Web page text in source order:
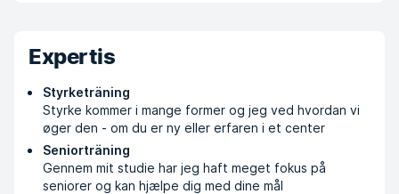
Expertis
Styrketräning
Styrke kommer i mange former og jeg ved hvordan vi
øger den - om du er ny eller erfaren i et center
Seniorträning
Gennem mit studie har jeg haft meget fokus på
seniorer og kan hjælpe dig med dine mål